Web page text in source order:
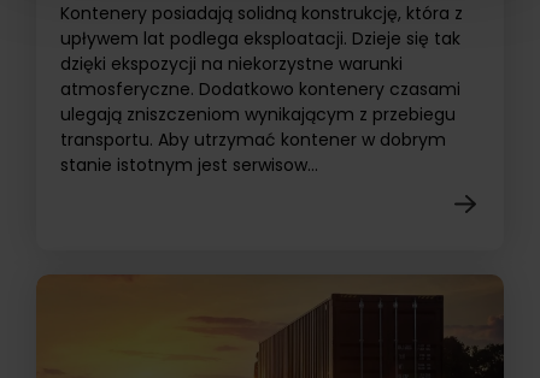
Kontenery posiadają solidną konstrukcję, która z
upływem lat podlega eksploatacji. Dzieje się tak
dzięki ekspozycji na niekorzystne warunki
atmosferyczne. Dodatkowo kontenery czasami
ulegają zniszczeniom wynikającym z przebiegu
transportu. Aby utrzymać kontener w dobrym
stanie istotnym jest serwisow...